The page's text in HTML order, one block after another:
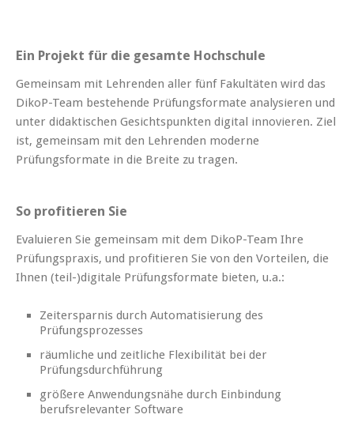
Ein Projekt für die gesamte Hochschule
Gemeinsam mit Lehrenden aller fünf Fakultäten wird das
DikoP-Team bestehende Prüfungsformate analysieren und
unter didaktischen Gesichtspunkten digital innovieren. Ziel
ist, gemeinsam mit den Lehrenden moderne
Prüfungsformate in die Breite zu tragen.
So profitieren Sie
Evaluieren Sie gemeinsam mit dem DikoP-Team Ihre
Prüfungspraxis, und profitieren Sie von den Vorteilen, die
Ihnen (teil-)digitale Prüfungsformate bieten, u.a.:
Zeitersparnis durch Automatisierung des
Prüfungsprozesses
räumliche und zeitliche Flexibilität bei der
Prüfungsdurchführung
größere Anwendungsnähe durch Einbindung
berufsrelevanter Software